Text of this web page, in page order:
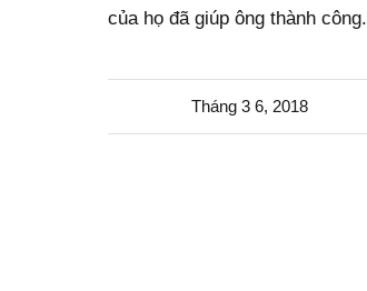
của họ đã giúp ông thành công.
Tháng 3 6, 2018